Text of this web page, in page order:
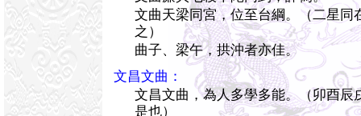
文曲天梁同宮，位至台綱。（二星同
之）
曲子、梁午，拱沖者亦佳。
文昌文曲：
文昌文曲，為人多學多能。（卯酉辰
是也）